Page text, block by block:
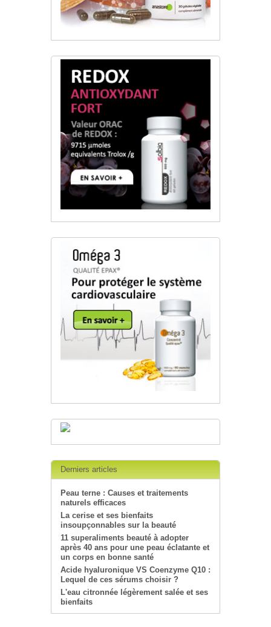
Derniers articles
Peau terne : Causes et traitements
naturels efficaces
La cerise et ses bienfaits
insoupçonnables sur la beauté
11 superaliments beauté à adopter
après 40 ans pour une peau éclatante et
un corps en bonne santé
Acide hyaluronique VS Coenzyme Q10 :
Lequel de ces sérums choisir ?
L'eau citronnée légèrement salée et ses
bienfaits